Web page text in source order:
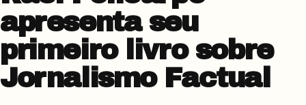
apresenta seu
primeiro livro sobre
Jornalismo Factual